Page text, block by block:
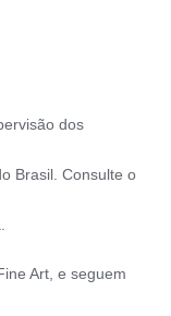
dos
Brasil. Consulte o
Art, e seguem